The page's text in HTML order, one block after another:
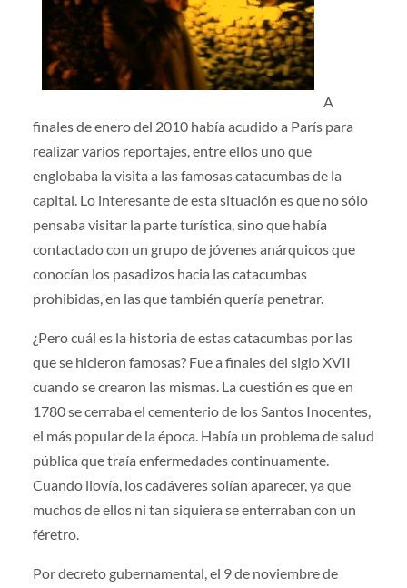
A
finales de enero del 2010 había acudido a París para
realizar varios reportajes, entre ellos uno que
englobaba la visita a las famosas catacumbas de la
capital. Lo interesante de esta situación es que no sólo
pensaba visitar la parte turística, sino que había
contactado con un grupo de jóvenes anárquicos que
conocían los pasadizos hacia las catacumbas
prohibidas, en las que también quería penetrar.
¿Pero cuál es la historia de estas catacumbas por las
que se hicieron famosas? Fue a finales del siglo XVII
cuando se crearon las mismas. La cuestión es que en
1780 se cerraba el cementerio de los Santos Inocentes,
el más popular de la época. Había un problema de salud
pública que traía enfermedades continuamente.
Cuando llovía, los cadáveres solían aparecer, ya que
muchos de ellos ni tan siquiera se enterraban con un
féretro.
Por decreto gubernamental, el 9 de noviembre de